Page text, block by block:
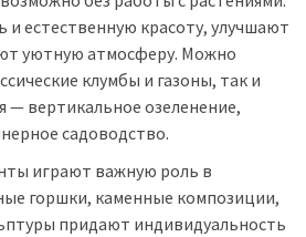
естественную красоту, улучшают
уютную атмосферу. Можно
клумбы и газоны, так и
вертикальное озеленение,
садоводство.
играют важную роль в
горшки, каменные композиции,
придают индивидуальность